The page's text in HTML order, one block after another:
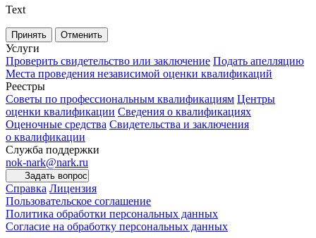
Text
Принять Отменить
Услуги
Проверить свидетельство или заключение Подать апелляцию
Места проведения независимой оценки квалификаций
Реестры
Советы по профессиональным квалификациям Центры
оценки квалификации Сведения о квалификациях
Оценочные средства Свидетельства и заключения
о квалификации
Служба поддержки
nok-nark@nark.ru
Задать вопрос
Справка Лицензия
Пользовательское соглашение
Политика обработки персональных данных
Согласие на обработку персональных данных